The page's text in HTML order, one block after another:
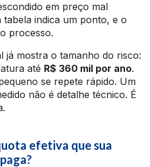
em preço mal
indica um ponto, e o
processo.
já mostra o tamanho do risco:
até R$ 360 mil por ano.
se repete rápido. Um
não é detalhe técnico. É
efetiva que sua